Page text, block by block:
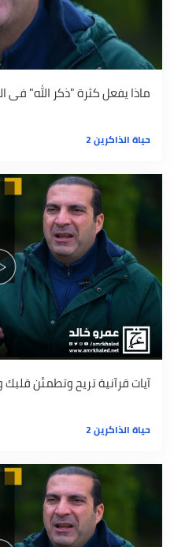
ماذا يفعل كثرة "ذكر الله"
حياة الذاكرين 2
آيات قرآنية تريح وتطمئن
حياة الذاكرين 2